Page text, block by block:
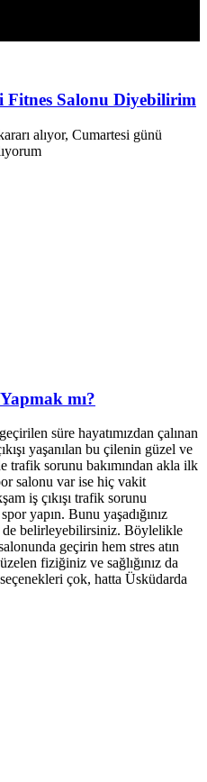
Fitnes Salonu Diyebilirim
alıyor, Cumartesi günü
mı?
süre hayatımızdan çalınan
yaşanılan bu çilenin güzel ve
sorunu bakımından akla ilk
salonu var ise hiç vakit
iş çıkışı trafik sorunu
yapın. Bunu yaşadığınız
belirleyebilirsiniz. Böylelikle
geçirin hem stres atın
fiziğiniz ve sağlığınız da
çok, hatta Üsküdarda